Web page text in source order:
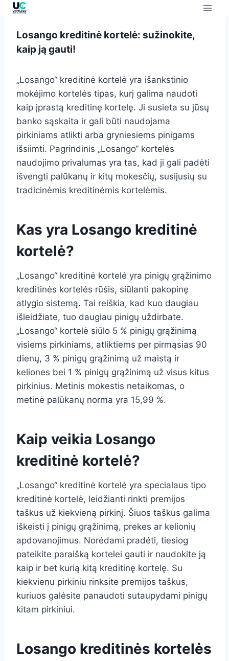
Losango kreditinė kortelė: sužinokite,
kaip ją gauti!
„Losango“ kreditinė kortelė yra išankstinio
mokėjimo kortelės tipas, kurį galima naudoti
kaip įprastą kreditinę kortelę. Ji susieta su jūsų
banko sąskaita ir gali būti naudojama
pirkiniams atlikti arba gryniesiems pinigams
išsiimti. Pagrindinis „Losango“ kortelės
naudojimo privalumas yra tas, kad ji gali padėti
išvengti palūkanų ir kitų mokesčių, susijusių su
tradicinėmis kreditinėmis kortelėmis.
Kas yra Losango kreditinė
kortelė?
„Losango“ kreditinė kortelė yra pinigų grąžinimo
kreditinės kortelės rūšis, siūlanti pakopinę
atlygio sistemą. Tai reiškia, kad kuo daugiau
išleidžiate, tuo daugiau pinigų uždirbate.
„Losango“ kortelė siūlo 5 % pinigų grąžinimą
visiems pirkiniams, atliktiems per pirmąsias 90
dienų, 3 % pinigų grąžinimą už maistą ir
keliones bei 1 % pinigų grąžinimą už visus kitus
pirkinius. Metinis mokestis netaikomas, o
metinė palūkanų norma yra 15,99 %.
Kaip veikia Losango
kreditinė kortelė?
„Losango“ kreditinė kortelė yra specialaus tipo
kreditinė kortelė, leidžianti rinkti premijos
taškus už kiekvieną pirkinį. Šiuos taškus galima
iškeisti į pinigų grąžinimą, prekes ar kelionių
apdovanojimus. Norėdami pradėti, tiesiog
pateikite paraišką kortelei gauti ir naudokite ją
kaip ir bet kurią kitą kreditinę kortelę. Su
kiekvienu pirkiniu rinksite premijos taškus,
kuriuos galėsite panaudoti sutaupydami pinigų
kitam pirkiniui.
Losango kreditinės kortelės